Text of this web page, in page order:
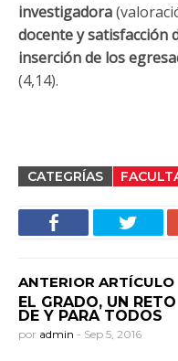
investigadora
docente y satisfacción
inserción de los
(4,14).
CATEGRÍAS
ANTERIOR ARTÍCULO
EL GRADO, UN RETO
DE Y PARA TODOS
por admin - Sep 5, 2016